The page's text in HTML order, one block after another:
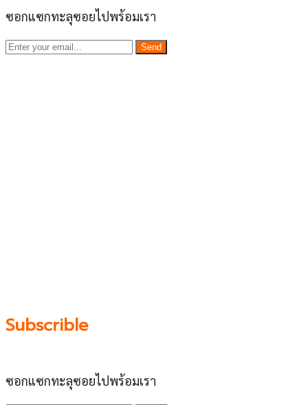
ซอกแซกทะลุซอยไปพร้อมเรา
Send
Subscrible
ซอกแซกทะลุซอยไปพร้อมเรา